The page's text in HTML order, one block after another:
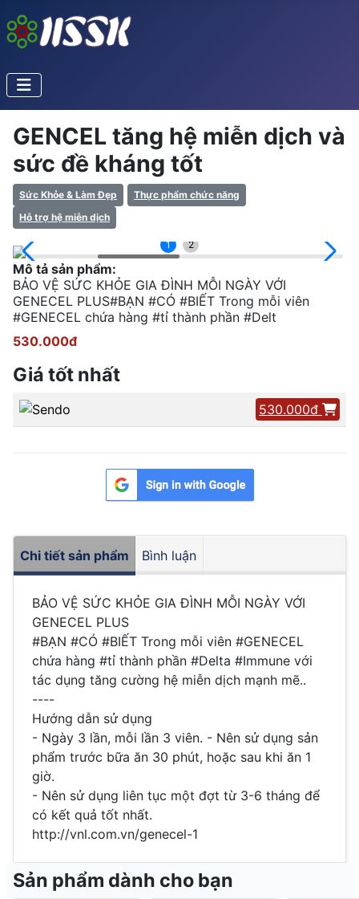
GENCEL tăng hệ miễn dịch và
sức đề kháng tốt
Sức Khỏe & Làm Đẹp
Thực phẩm chức năng
Hỗ trợ hệ miễn dịch
1 2
Mô tả sản phẩm:
BẢO VỆ SỨC KHỎE GIA ĐÌNH MỖI NGÀY VỚI
GENECEL PLUS#BẠN #CÓ #BIẾT Trong mỗi viên
#GENECEL chứa hàng #tỉ thành phần #Delt
530.000đ
Giá tốt nhất
530.000đ
Chi tiết sản phẩm Bình luận
BẢO VỆ SỨC KHỎE GIA ĐÌNH MỖI NGÀY VỚI
GENECEL PLUS
#BẠN #CÓ #BIẾT Trong mỗi viên #GENECEL
chứa hàng #tỉ thành phần #Delta #Immune với
tác dụng tăng cường hệ miễn dịch mạnh mẽ..
----
Hướng dẫn sử dụng
- Ngày 3 lần, mỗi lần 3 viên. - Nên sử dụng sản
phẩm trước bữa ăn 30 phút, hoặc sau khi ăn 1
giờ.
- Nên sử dụng liên tục một đợt từ 3-6 tháng để
có kết quả tốt nhất.
http://vnl.com.vn/genecel-1
Sản phẩm dành cho bạn